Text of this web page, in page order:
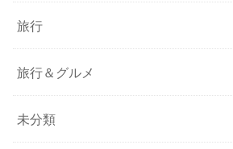
旅行
旅行＆グルメ
未分類